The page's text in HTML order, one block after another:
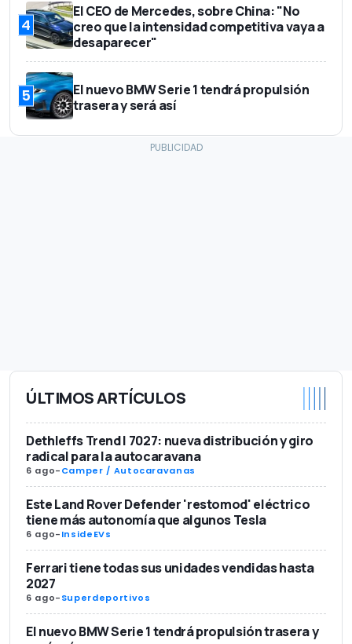
4
El CEO de Mercedes, sobre China: "No
creo que la intensidad competitiva vaya a
desaparecer"
5
El nuevo BMW Serie 1 tendrá propulsión
trasera y será así
ÚLTIMOS ARTÍCULOS
Dethleffs Trend I 7027: nueva distribución y giro
radical para la autocaravana
6 ago-Camper / Autocaravanas
Este Land Rover Defender 'restomod' eléctrico
tiene más autonomía que algunos Tesla
6 ago-InsideEVs
Ferrari tiene todas sus unidades vendidas hasta
2027
6 ago-Superdeportivos
El nuevo BMW Serie 1 tendrá propulsión trasera y